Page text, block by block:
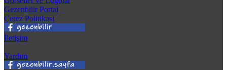
Gezenbilir Portal
Çerez Politikası
İletişim
Yardım